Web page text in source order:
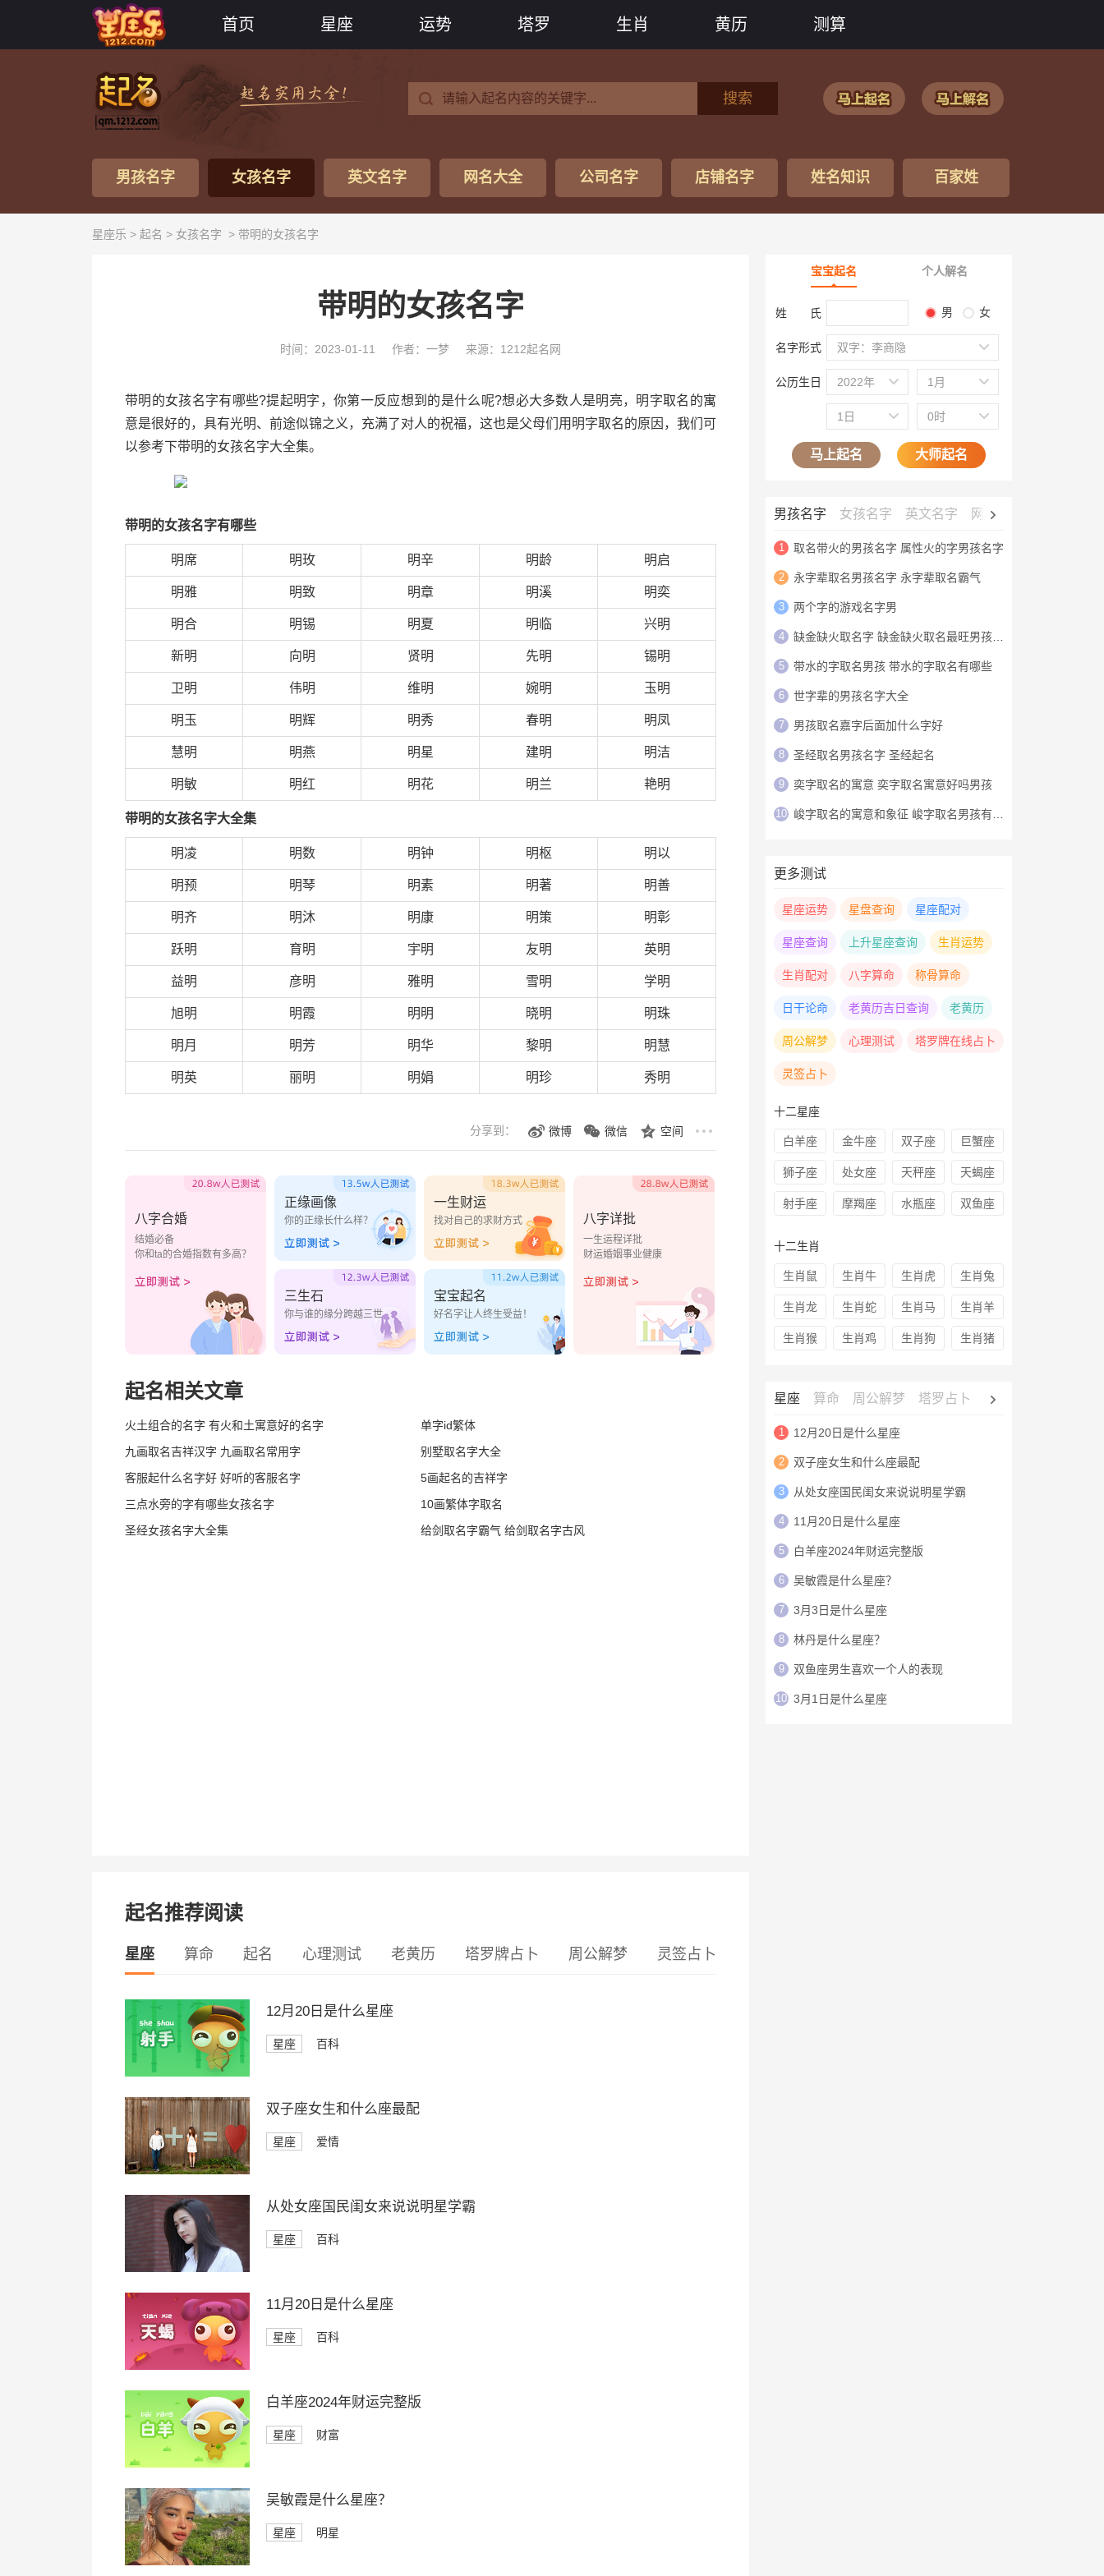
首页 星座 运势 塔罗 生肖 黄历 测算
搜索
男孩名字 女孩名字 英文名字 网名大全 公司名字 店铺名字 姓名知识 百家姓
星座乐 > 起名 > 女孩名字 > 带明的女孩名字
带明的女孩名字
时间：2023-01-11 作者：一梦 来源：1212起名网
带明的女孩名字有哪些?提起明字，你第一反应想到的是什么呢?想必大多数人是明亮，明字取名的寓
意是很好的，具有光明、前途似锦之义，充满了对人的祝福，这也是父母们用明字取名的原因，我们可
以参考下带明的女孩名字大全集。
带明的女孩名字有哪些
明席 明玫 明辛 明龄 明启
明雅 明致 明章 明溪 明奕
明合 明锡 明夏 明临 兴明
新明 向明 贤明 先明 锡明
卫明 伟明 维明 婉明 玉明
明玉 明辉 明秀 春明 明凤
慧明 明燕 明星 建明 明洁
明敏 明红 明花 明兰 艳明
带明的女孩名字大全集
明凌 明数 明钟 明枢 明以
明预 明琴 明素 明著 明善
明齐 明沐 明康 明策 明彰
跃明 育明 宇明 友明 英明
益明 彦明 雅明 雪明 学明
旭明 明霞 明明 晓明 明珠
明月 明芳 明华 黎明 明慧
明英 丽明 明娟 明珍 秀明
分享到： 微博 微信 空间
八字合婚
结婚必备
你和ta的合婚指数有多高？
正缘画像
你的正缘长什么样？
一生财运
找对自己的求财方式
三生石
你与谁的缘分跨越三世
宝宝起名
好名字让人终生受益！
八字详批
一生运程详批
财运婚姻事业健康
起名相关文章
火土组合的名字 有火和土寓意好的名字
单字id繁体
九画取名吉祥汉字 九画取名常用字
别墅取名字大全
客服起什么名字好 好听的客服名字
5画起名的吉祥字
三点水旁的字有哪些女孩名字
10画繁体字取名
圣经女孩名字大全集
给剑取名字霸气 给剑取名字古风
起名推荐阅读
星座 算命 起名 心理测试 老黄历 塔罗牌占卜 周公解梦 灵签占卜
12月20日是什么星座
星座 百科
双子座女生和什么座最配
星座 爱情
从处女座国民闺女来说说明星学霸
星座 百科
11月20日是什么星座
星座 百科
白羊座2024年财运完整版
星座 财富
吴敏霞是什么星座？
星座 明星
宝宝起名 个人解名
姓 氏 男 女
名字形式 双字：李商隐
公历生日 2022年 1月
1日 0时
马上起名 大师起名
男孩名字 女孩名字 英文名字 网名大全
1 取名带火的男孩名字 属性火的字男孩名字
2 永字辈取名男孩名字 永字辈取名霸气
3 两个字的游戏名字男
4 缺金缺火取名字 缺金缺火取名最旺男孩名字
5 带水的字取名男孩 带水的字取名有哪些
6 世字辈的男孩名字大全
7 男孩取名嘉字后面加什么字好
8 圣经取名男孩名字 圣经起名
9 奕字取名的寓意 奕字取名寓意好吗男孩
10 峻字取名的寓意和象征 峻字取名男孩有寓意
更多测试
星座运势 星盘查询 星座配对
星座查询 上升星座查询 生肖运势
生肖配对 八字算命 称骨算命
日干论命 老黄历吉日查询 老黄历
周公解梦 心理测试 塔罗牌在线占卜
灵签占卜
十二星座
白羊座 金牛座 双子座 巨蟹座
狮子座 处女座 天秤座 天蝎座
射手座 摩羯座 水瓶座 双鱼座
十二生肖
生肖鼠 生肖牛 生肖虎 生肖兔
生肖龙 生肖蛇 生肖马 生肖羊
生肖猴 生肖鸡 生肖狗 生肖猪
星座 算命 周公解梦 塔罗占卜 心理测试
1 12月20日是什么星座
2 双子座女生和什么座最配
3 从处女座国民闺女来说说明星学霸
4 11月20日是什么星座
5 白羊座2024年财运完整版
6 吴敏霞是什么星座？
7 3月3日是什么星座
8 林丹是什么星座？
9 双鱼座男生喜欢一个人的表现
10 3月1日是什么星座